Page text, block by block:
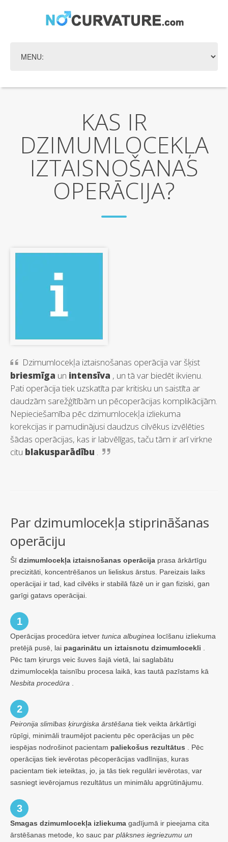
KAS IR
DZIMUMLOCEKĻA
IZTAISNOŠANAS
OPERĀCIJA?
Dzimumlocekļa iztaisnošanas operācija var šķist
briesmīga un intensīva , un tā var biedēt ikvienu.
Pati operācija tiek uzskatīta par kritisku un saistīta ar
daudzām sarežģītībām un pēcoperācijas komplikācijām.
Nepieciešamība pēc dzimumlocekļa izliekuma
korekcijas ir pamudinājusi daudzus cilvēkus izvēlēties
šādas operācijas, kas ir labvēlīgas, taču tām ir arī virkne
citu blakusparādību .
Par dzimumlocekļa stiprināšanas
operāciju
Šī dzimumlocekļa iztaisnošanas operācija prasa ārkārtīgu
precizitāti, koncentrēšanos un lieliskus ārstus. Pareizais laiks
operācijai ir tad, kad cilvēks ir stabilā fāzē un ir gan fiziski, gan
garīgi gatavs operācijai.
1
Operācijas procedūra ietver tunica albuginea locīšanu izliekuma
pretējā pusē, lai pagarinātu un iztaisnotu dzimumlocekli
Pēc tam ķirurgs veic šuves šajā vietā, lai saglabātu
dzimumlocekļa taisnību procesa laikā, kas tautā pazīstams kā
Nesbita procedūra
2
Peironija slimības ķirurģiska ārstēšana tiek veikta ārkārtīgi
rūpīgi, minimāli traumējot pacientu pēc operācijas un pēc
iespējas nodrošinot pacientam paliekošus rezultātus . Pēc
operācijas tiek ievērotas pēcoperācijas vadlīnijas, kuras
pacientam tiek ieteiktas, jo, ja tās tiek regulāri ievērotas, var
sasniegt ievērojamus rezultātus un minimālu apgrūtinājumu.
3
Smagas dzimumlocekļa izliekuma gadījumā ir pieejama cita
ārstēšanas metode, ko sauc par plāksnes iegriezumu un